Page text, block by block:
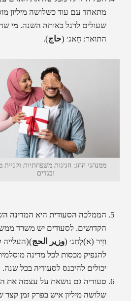
מתאחד עם עוד כשלושה מיליון
שעולים לרגל באותה השנה. מי
התואר: חַאג׳( حاج).
ממנהגי החג: חגיגות משפחתיות וקניית
ובגדים
הממלכה הסעודית היא המדינה
הקדושים. לסעודים יש משרד
וַזִיר (א)לְחַג׳ ( وزير الحج)(העלייה
להנפיק מכסות לכל מדינה
יכולים להיכנס לסעודיה בכל שנה.
סעודיה גם נושאת על עצמה את
שלושה מיליון איש בפרק זמן קצר